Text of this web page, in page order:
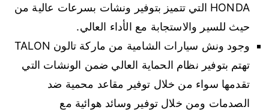
HONDA التي تتميز بتوفير ونشات بسرعات عالية من
حيث للسير والاستجابة مع الأداء العالي.
وجود ونش سيارات الشامية من ماركة تالون TALON
تهتم بتوفير نظام الحماية العالي ضمن الونشات التي
تقدمها سواء من خلال توفير مقاعد محمية ضد
الصدمات ومن خلال توفير وسائد هوائية مع